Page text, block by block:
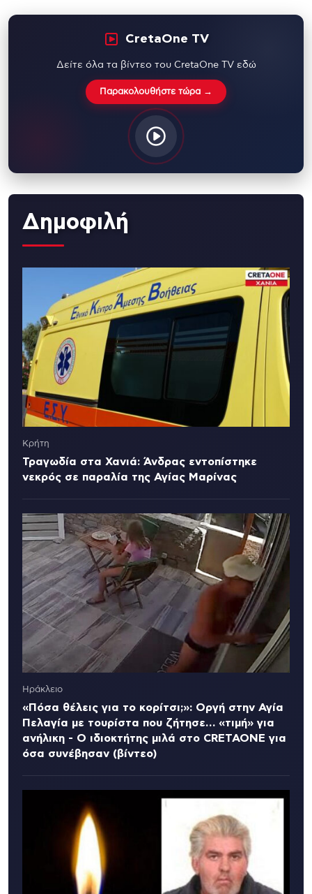
CretaOne TV
Δείτε όλα τα βίντεο του CretaOne TV εδώ
Παρακολουθήστε τώρα →
Δημοφιλή
Κρήτη
Τραγωδία στα Χανιά: Άνδρας εντοπίστηκε
νεκρός σε παραλία της Αγίας Μαρίνας
Ηράκλειο
«Πόσα θέλεις για το κορίτσι;»: Οργή στην Αγία
Πελαγία με τουρίστα που ζήτησε… «τιμή» για
ανήλικη - Ο ιδιοκτήτης μιλά στο CRETAONE για
όσα συνέβησαν (βίντεο)